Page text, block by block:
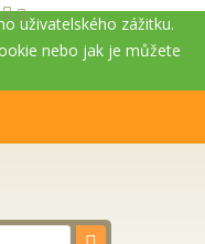
uživatelského zážitku.
nebo jak je můžete